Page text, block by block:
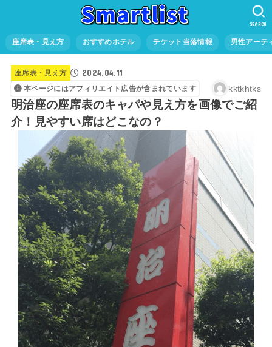
座席表・見え方 おすすめホテル チケット当落情報 男性アーテ
SEARCH
座席表・見え方 2024.04.11
本ページにはアフィリエイト広告が含まれています kktkhtks
明治座の座席表のキャパや見え方を画像でご紹
介！見やすい席はどこなの？